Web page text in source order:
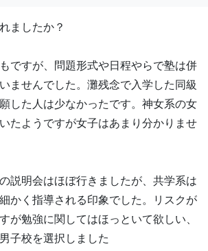
ましたか？
ですが、問題形式や日程やらで塾は併
ませんでした。灘残念で入学した同級
した人は少なかったです。神女系の女
たようですが女子はあまり分かりませ
説明会はほぼ行きましたが、共学系は
かく指導される印象でした。リスクが
が勉強に関してはほっといて欲しい、
子校を選択しました